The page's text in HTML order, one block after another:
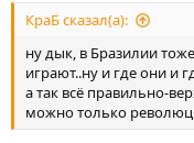
КраБ сказал(а):
ну дык, в Бразилии
играют..ну и где они и
а так всё правильно-
можно только